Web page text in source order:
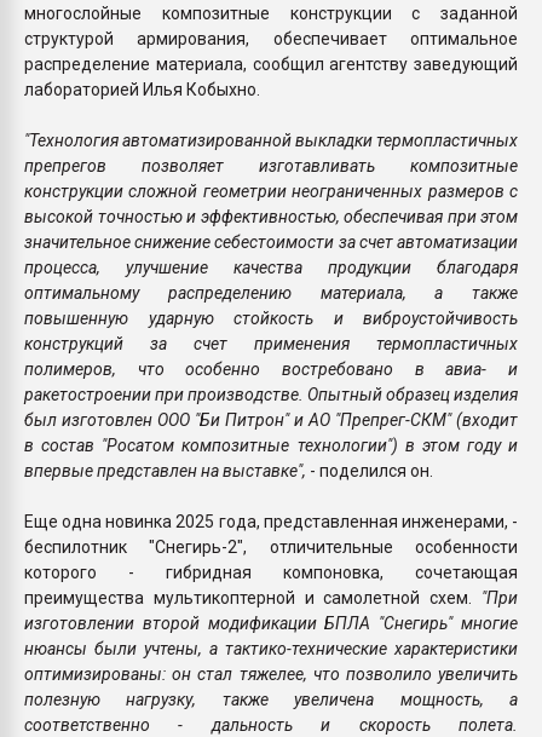
многослойные композитные конструкции с заданной
структурой армирования, обеспечивает оптимальное
распределение материала, сообщил агентству заведующий
лабораторией Илья Кобыхно.
"Технология автоматизированной выкладки термопластичных
препрегов позволяет изготавливать композитные
конструкции сложной геометрии неограниченных размеров с
высокой точностью и эффективностью, обеспечивая при этом
значительное снижение себестоимости за счет автоматизации
процесса, улучшение качества продукции благодаря
оптимальному распределению материала, а также
повышенную ударную стойкость и виброустойчивость
конструкций за счет применения термопластичных
полимеров, что особенно востребовано в авиа- и
ракетостроении при производстве. Опытный образец изделия
был изготовлен ООО "Би Питрон" и АО "Препрег-СКМ" (входит
в состав "Росатом композитные технологии") в этом году и
впервые представлен на выставке", - поделился он.
Еще одна новинка 2025 года, представленная инженерами, -
беспилотник "Снегирь-2", отличительные особенности
которого - гибридная компоновка, сочетающая
преимущества мультикоптерной и самолетной схем. "При
изготовлении второй модификации БПЛА "Снегирь" многие
нюансы были учтены, а тактико-технические характеристики
оптимизированы: он стал тяжелее, что позволило увеличить
полезную нагрузку, также увеличена мощность, а
соответственно - дальность и скорость полета.